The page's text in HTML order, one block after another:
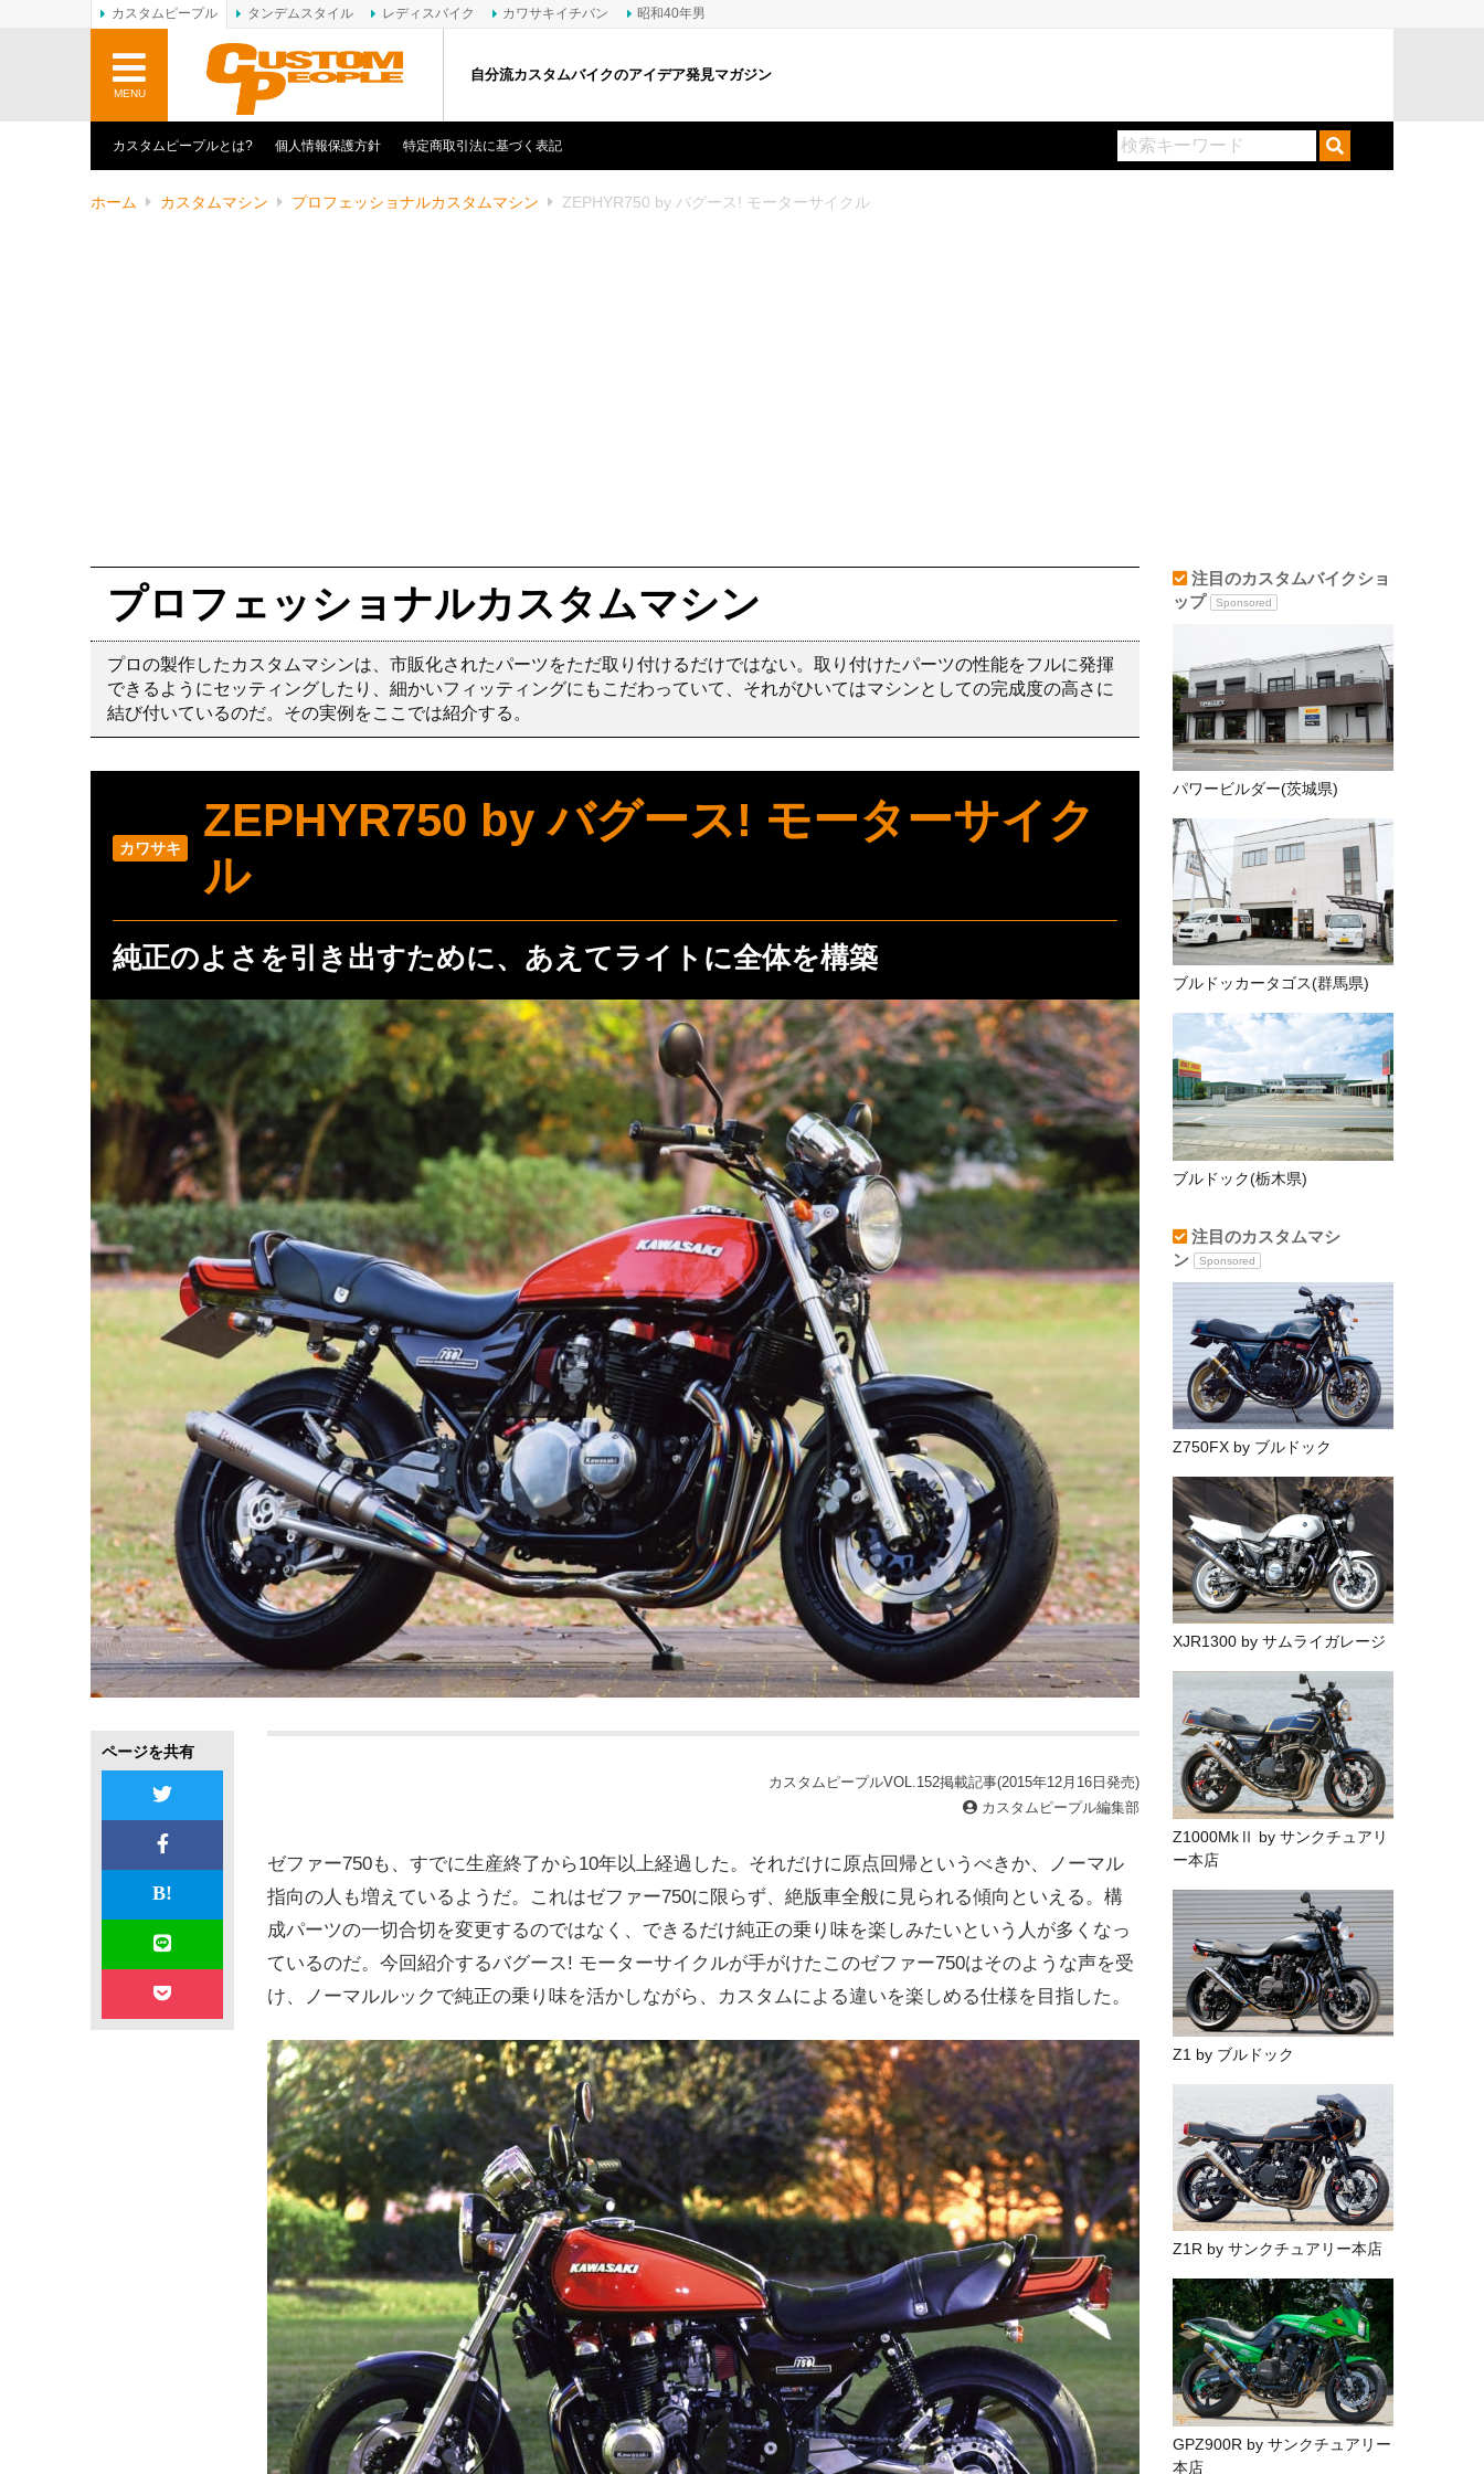
カスタムピープルとは? 個人情報保護方針 特定商取引法に基づく表記
ホーム カスタムマシン プロフェッショナルカスタムマシン ZEPHYR750 by バグース! モーターサイクル
プロフェッショナルカスタムマシン
プロの製作したカスタムマシンは、市販化されたパーツをただ取り付けるだけではない。取り付けたパーツの性能をフルに発揮
できるようにセッティングしたり、細かいフィッティングにもこだわっていて、それがひいてはマシンとしての完成度の高さに
結び付いているのだ。その実例をここでは紹介する。
カワサキ
ZEPHYR750 by バグース! モーターサイク
ル
純正のよさを引き出すために、あえてライトに全体を構築
ページを共有
カスタムピープルVOL.152掲載記事(2015年12月16日発売)
カスタムピープル編集部
ゼファー750も、すでに生産終了から10年以上経過した。それだけに原点回帰というべきか、ノーマル
指向の人も増えているようだ。これはゼファー750に限らず、絶版車全般に見られる傾向といえる。構
成パーツの一切合切を変更するのではなく、できるだけ純正の乗り味を楽しみたいという人が多くなっ
ているのだ。今回紹介するバグース! モーターサイクルが手がけたこのゼファー750はそのような声を受
け、ノーマルルックで純正の乗り味を活かしながら、カスタムによる違いを楽しめる仕様を目指した。
注目のカスタムバイクショ
ップ
Sponsored
パワービルダー(茨城県)
ブルドッカータゴス(群馬県)
ブルドック(栃木県)
注目のカスタムマシ
ン
Sponsored
Z750FX by ブルドック
XJR1300 by サムライガレージ
Z1000MkⅡ by サンクチュアリ
ー本店
Z1 by ブルドック
Z1R by サンクチュアリー本店
GPZ900R by サンクチュアリー
本店
カスタムピープル タンデムスタイル レディスバイク カワサキイチバン 昭和40年男
MENU
自分流カスタムバイクのアイデア発見マガジン